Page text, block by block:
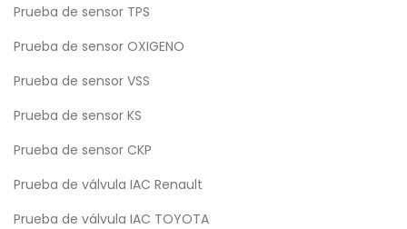
Prueba de sensor TPS
Prueba de sensor OXIGENO
Prueba de sensor VSS
Prueba de sensor KS
Prueba de sensor CKP
Prueba de válvula IAC Renault
Prueba de válvula IAC TOYOTA